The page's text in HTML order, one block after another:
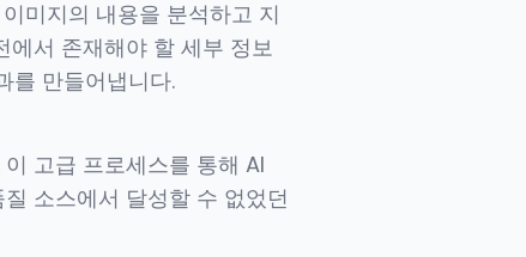
미지의 내용을 분석하고 지
에서 존재해야 할 세부 정보
를 만들어냅니다.
고급 프로세스를 통해 AI
소스에서 달성할 수 없었던